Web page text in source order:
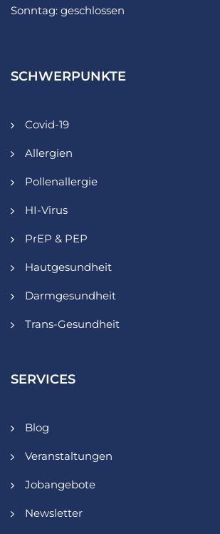
Sonntag: geschlossen
SCHWERPUNKTE
Covid-19
Allergien
Pollenallergie
HI-Virus
PrEP & PEP
Hautgesundheit
Darmgesundheit
Trans-Gesundheit
SERVICES
Blog
Veranstaltungen
Jobangebote
Newsletter